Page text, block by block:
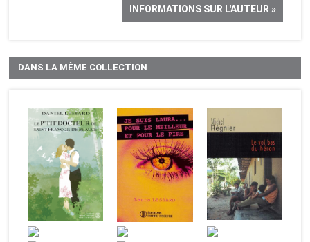
INFORMATIONS SUR L'AUTEUR »
DANS LA MÊME COLLECTION